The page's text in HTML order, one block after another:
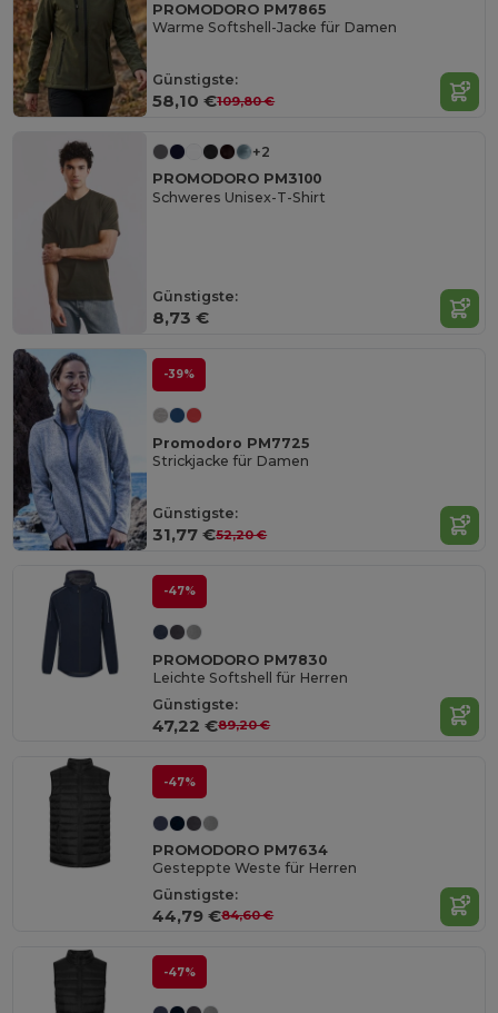
PROMODORO PM7865
Warme Softshell-Jacke für Damen
Günstigste:
58,10 €109,80 €
+2
PROMODORO PM3100
Schweres Unisex-T-Shirt
Günstigste:
8,73 €
-39%
Promodoro PM7725
Strickjacke für Damen
Günstigste:
31,77 €52,20 €
-47%
PROMODORO PM7830
Leichte Softshell für Herren
Günstigste:
47,22 €89,20 €
-47%
PROMODORO PM7634
Gesteppte Weste für Herren
Günstigste:
44,79 €84,60 €
-47%